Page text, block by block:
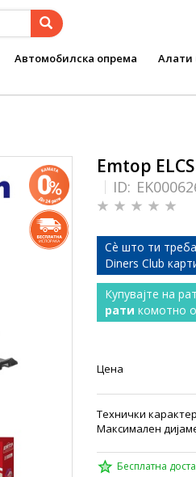
Автомобилска опрема
Emtop
ID:
Сѐ што ти
Diners Club
Купувајте на
рати комотно
Цена
Технички
Максимален
Бесплатна